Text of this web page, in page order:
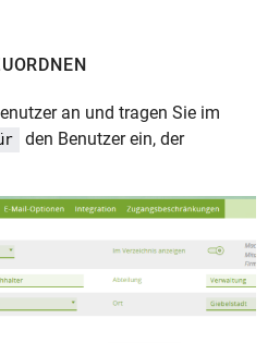
an und tragen Sie im
den Benutzer ein, der